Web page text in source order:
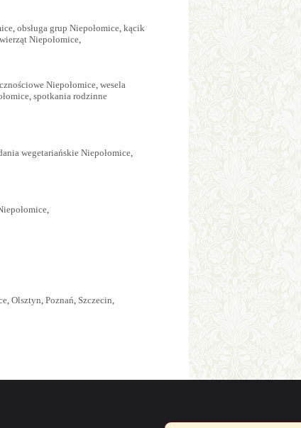
, obsługa grup Niepołomice, kącik
Niepołomice,
Niepołomice, wesela
, spotkania rodzinne
wegetariańskie Niepołomice,
,
, Olsztyn, Poznań, Szczecin,